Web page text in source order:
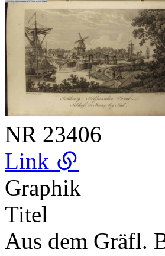
NR 23406
Link
Graphik
Titel
Aus dem Gräfl.